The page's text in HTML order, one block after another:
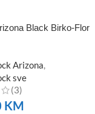
Black Birko-Flor
Arizona,
sve
(3)
KM